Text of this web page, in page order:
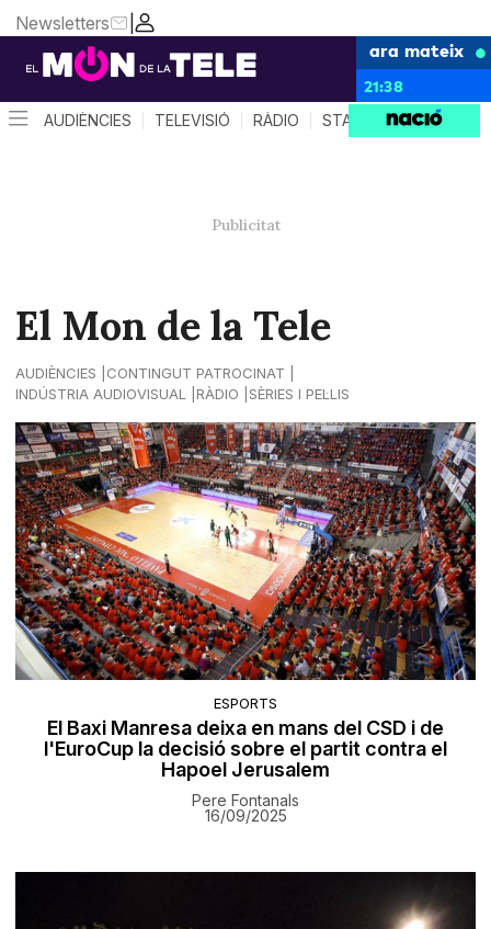
|
Newsletters
ara mateix
21:38
AUDIÈNCIES TELEVISIÓ RÀDIO STAR SYSTEM
El Mon de la Tele
AUDIÈNCIES
CONTINGUT PATROCINAT
INDÚSTRIA AUDIOVISUAL
RÀDIO SÈRIES I PEL·LIS
ESPORTS
El Baxi Manresa deixa en mans del CSD i de
l'EuroCup la decisió sobre el partit contra el
Hapoel Jerusalem
Pere Fontanals
16/09/2025